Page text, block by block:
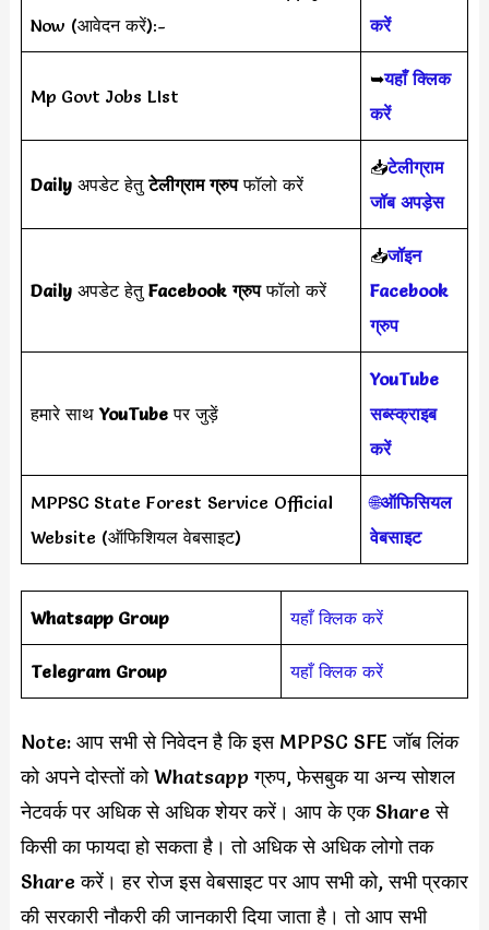
Now (आवेदन करें):-
करें
Mp Govt Jobs LIst
➥यहाँ क्लिक
करें
Daily अपडेट हेतुटेलीग्राम ग्रुपफॉलो करें
📥टेलीग्राम
जॉब अपड़ेस
Daily अपडेट हेतुFacebook ग्रुपफॉलो करें
📥जॉइन
Facebook
ग्रुप
हमारे साथYouTubeपर जुड़ें
YouTube
सब्स्क्राइब
करें
MPPSC State Forest Service Official
Website (ऑफिशियल वेबसाइट)
🌐ऑफिसियल
वेबसाइट
Whatsapp Group यहाँ क्लिक करें
Telegram Group यहाँ क्लिक करें
Note: आप सभी से निवेदन है कि इस MPPSC SFE जॉब लिंक
को अपने दोस्तों को Whatsapp ग्रुप, फेसबुक या अन्य सोशल
नेटवर्क पर अधिक से अधिक शेयर करें। आप के एक Share से
किसी का फायदा हो सकता है। तो अधिक से अधिक लोगो तक
Share करें। हर रोज इस वेबसाइट पर आप सभी को, सभी प्रकार
की सरकारी नौकरी की जानकारी दिया जाता है। तो आप सभी